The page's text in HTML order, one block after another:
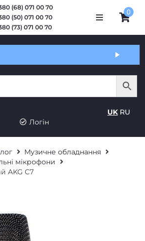
Оплата і доставка
(68) 071 00 70
(50) 071 00 70
(73) 071 00 70
0
UK RU
Логін
Музичне обладнання
мікрофони
AKG C7